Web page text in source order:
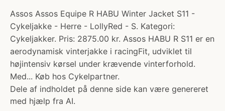
Assos Assos Equipe R HABU Winter Jacket S11 -
Cykeljakke - Herre - LollyRed - S. Kategori:
Cykeljakker. Pris: 2875.00 kr. Assos HABU R S11 er en
aerodynamisk vinterjakke i racingFit, udviklet til
højintensiv kørsel under krævende vinterforhold.
Med... Køb hos Cykelpartner.
Dele af indholdet på denne side kan være genereret
med hjælp fra AI.